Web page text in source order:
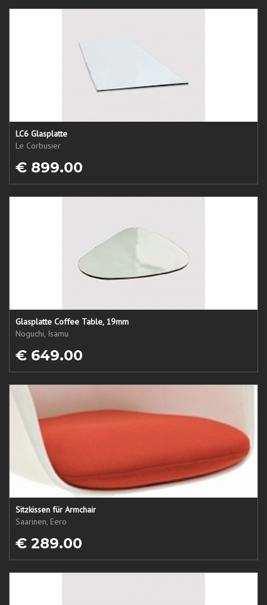
LC6 Glasplatte
Le Corbusier
€ 899.00
Glasplatte Coffee Table, 19mm
Noguchi, Isamu
€ 649.00
Sitzkissen für Armchair
Saarinen, Eero
€ 289.00